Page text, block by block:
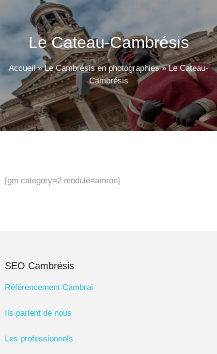
Le Cateau-Cambrésis
Accueil»Le Cambrésis en photographies»Le Cateau-
Cambrésis
[gm category=2 module=amron]
SEO Cambrésis
Référencement Cambrai
Ils parlent de nous
Les professionnels